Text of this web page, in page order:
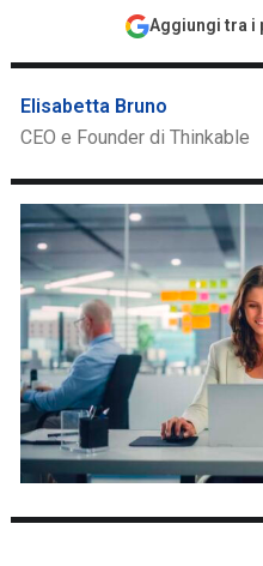
Aggiungi tra i
Elisabetta Bruno
CEO e Founder di Thinkable